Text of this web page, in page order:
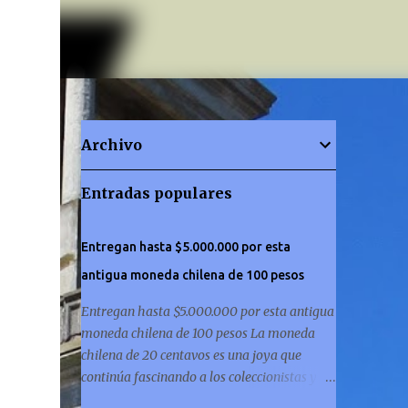
Archivo
Entradas populares
Entregan hasta $5.000.000 por esta
antigua moneda chilena de 100 pesos
Entregan hasta $5.000.000 por esta antigua
moneda chilena de 100 pesos La moneda
chilena de 20 centavos es una joya que
continúa fascinando a los coleccionistas y a